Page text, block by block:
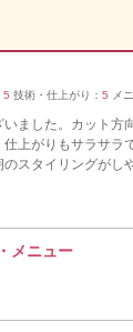
5 技術・仕上がり： 5 メ
ました。カット方
上がりもサラサラ
スタイリングがし
メニュー